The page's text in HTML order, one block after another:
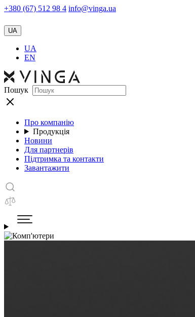
+380 (67) 512 98 4 info@vinga.ua
UA
UA
EN
Пошук
Про компанію
Продукція
Новини
Для партнерів
Підтримка та контакти
Завантажити